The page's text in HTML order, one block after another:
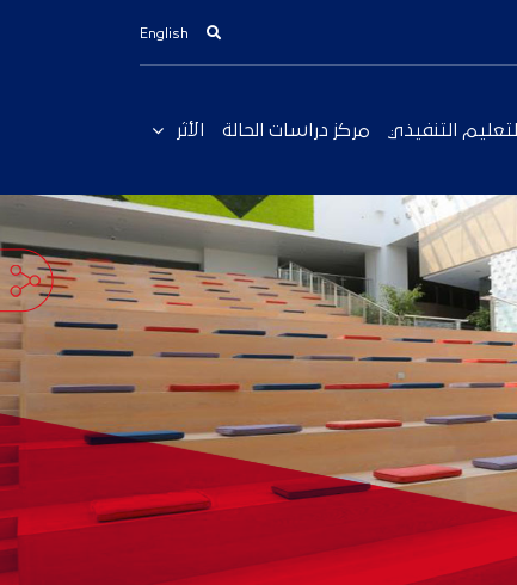
English
التعليم التنفيذي مركز دراسات الحالة الأثر